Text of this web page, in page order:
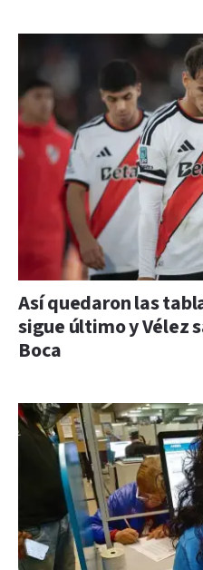
Así quedaron las
sigue último y Vélez
Boca